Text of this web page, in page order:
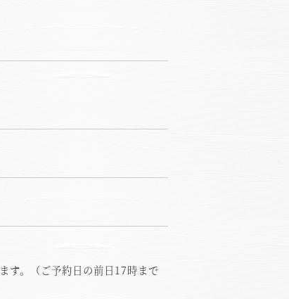
す。（ご予約日の前日17時まで